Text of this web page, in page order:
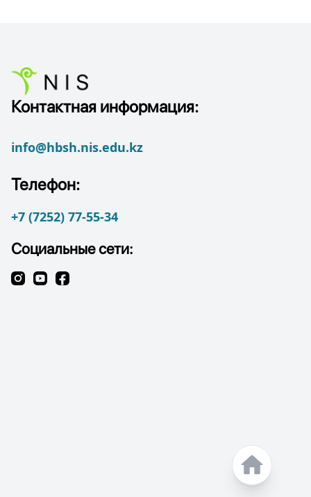
Контактная информация:
info@hbsh.nis.edu.kz
Телефон:
+7 (7252) 77-55-34
Социальные сети: